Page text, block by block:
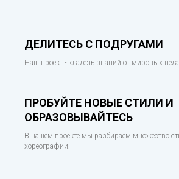
ДЕЛИТЕСЬ С ПОДРУГАМИ
Наш проект - кладезь знаний от мировых
ПРОБУЙТЕ НОВЫЕ СТИЛИ И
ОБРАЗОВЫВАЙТЕСЬ
В нашем проекте мы разбираем множество
хореографии.